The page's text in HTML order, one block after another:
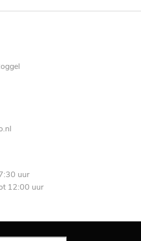
uur
12:00 uur